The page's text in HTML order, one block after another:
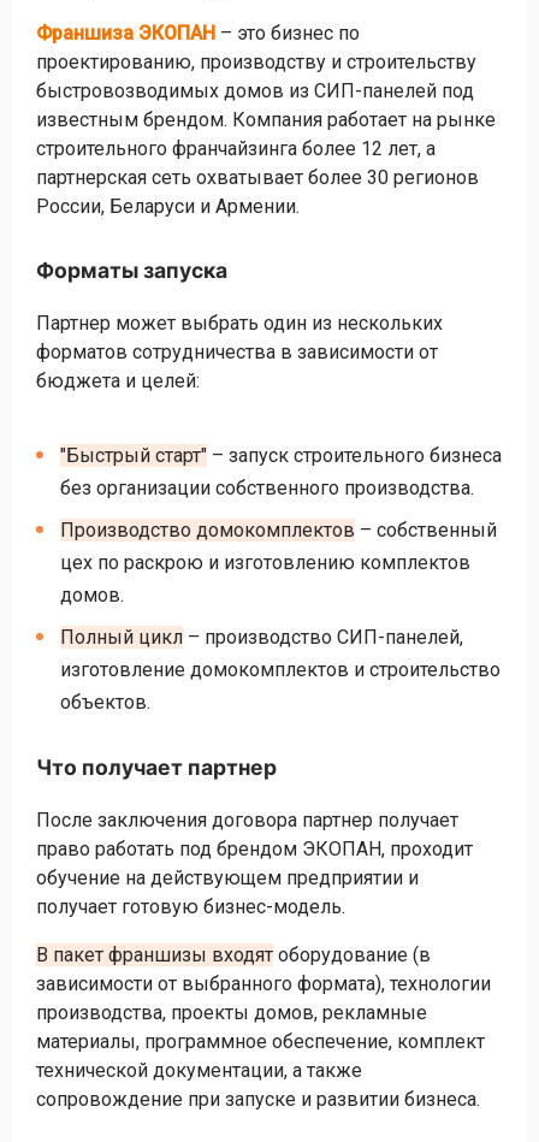
Франшиза ЭКОПАН – это бизнес по
проектированию, производству и строительству
быстровозводимых домов из СИП-панелей под
известным брендом. Компания работает на рынке
строительного франчайзинга более 12 лет, а
партнерская сеть охватывает более 30 регионов
России, Беларуси и Армении.
Форматы запуска
Партнер может выбрать один из нескольких
форматов сотрудничества в зависимости от
бюджета и целей:
"Быстрый старт" – запуск строительного бизнеса
без организации собственного производства.
Производство домокомплектов – собственный
цех по раскрою и изготовлению комплектов
домов.
Полный цикл – производство СИП-панелей,
изготовление домокомплектов и строительство
объектов.
Что получает партнер
После заключения договора партнер получает
право работать под брендом ЭКОПАН, проходит
обучение на действующем предприятии и
получает готовую бизнес-модель.
В пакет франшизы входят оборудование (в
зависимости от выбранного формата), технологии
производства, проекты домов, рекламные
материалы, программное обеспечение, комплект
технической документации, а также
сопровождение при запуске и развитии бизнеса.